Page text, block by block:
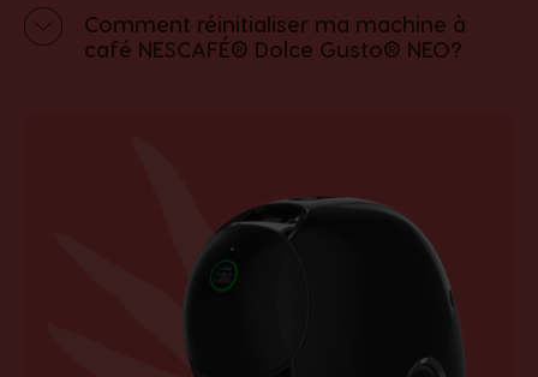
Comment réinitialiser ma machine à
café NESCAFÉ® Dolce Gusto® NEO?